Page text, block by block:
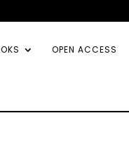
OPEN ACCESS